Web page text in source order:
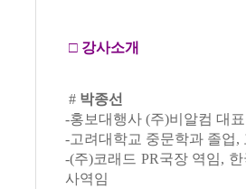
□ 강사소개
# 박종선
-홍보대행사 (주)비알컴 대
-고려대학교 중문학과 졸업
-(주)코래드 PR국장 역임,
사역임